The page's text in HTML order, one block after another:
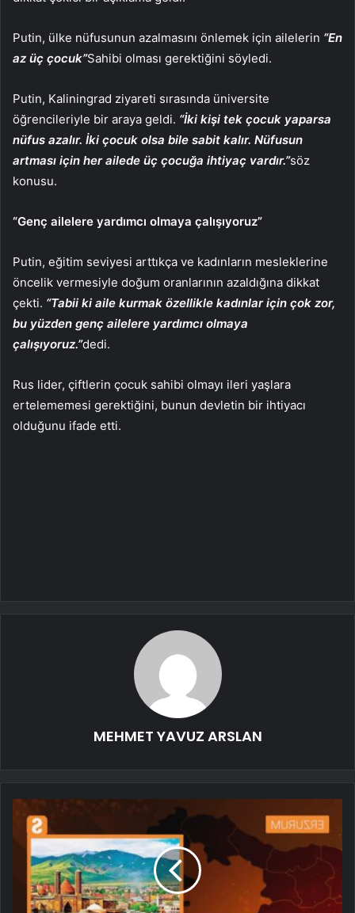
Putin, ülke nüfusunun azalmasını önlemek için ailelerin “En
az üç çocuk”Sahibi olması gerektiğini söyledi.
Putin, Kaliningrad ziyareti sırasında üniversite
öğrencileriyle bir araya geldi. “İki kişi tek çocuk yaparsa
nüfus azalır. İki çocuk olsa bile sabit kalır. Nüfusun
artması için her ailede üç çocuğa ihtiyaç vardır.”söz
konusu.
“Genç ailelere yardımcı olmaya çalışıyoruz”
Putin, eğitim seviyesi arttıkça ve kadınların mesleklerine
öncelik vermesiyle doğum oranlarının azaldığına dikkat
çekti. “Tabii ki aile kurmak özellikle kadınlar için çok zor,
bu yüzden genç ailelere yardımcı olmaya
çalışıyoruz.”dedi.
Rus lider, çiftlerin çocuk sahibi olmayı ileri yaşlara
ertelememesi gerektiğini, bunun devletin bir ihtiyacı
olduğunu ifade etti.
MEHMET YAVUZ ARSLAN